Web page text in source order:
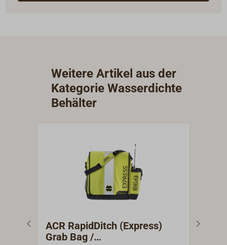
Weitere Artikel aus der
Kategorie Wasserdichte
Behälter
ACR RapidDitch (Express)
Grab Bag /